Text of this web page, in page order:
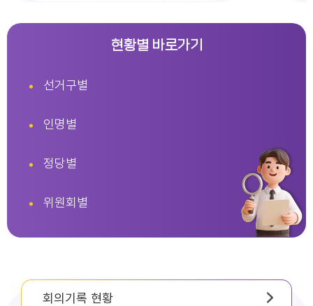
현황별 바로가기
선거구별
인명별
정당별
위원회별
회의기록 현황